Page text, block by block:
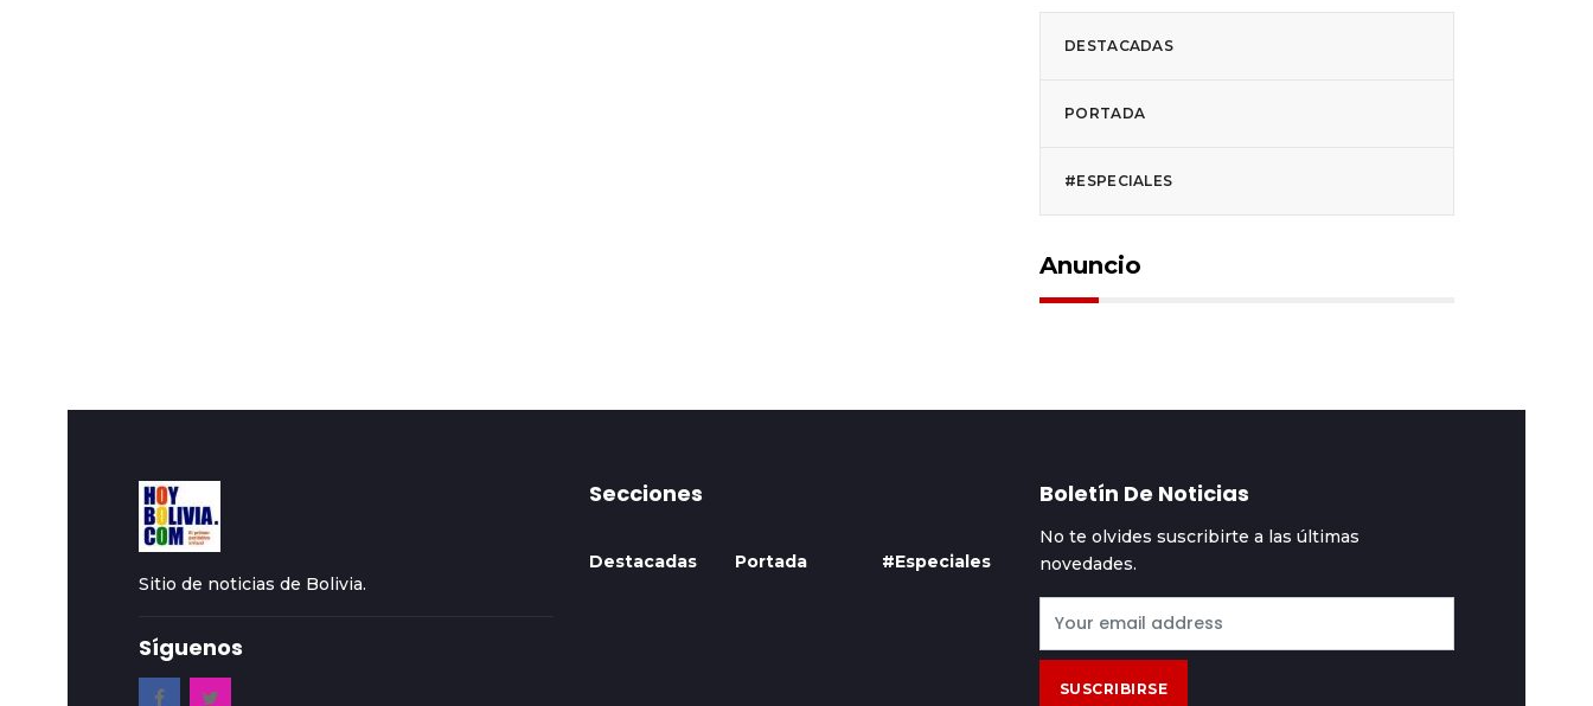
DESTACADAS
PORTADA
#ESPECIALES
Anuncio
Sitio de noticias de Bolivia.
Síguenos
Secciones
Destacadas Portada #Especiales
Boletín De Noticias
No te olvides suscribirte a las últimas
novedades.
SUSCRIBIRSE